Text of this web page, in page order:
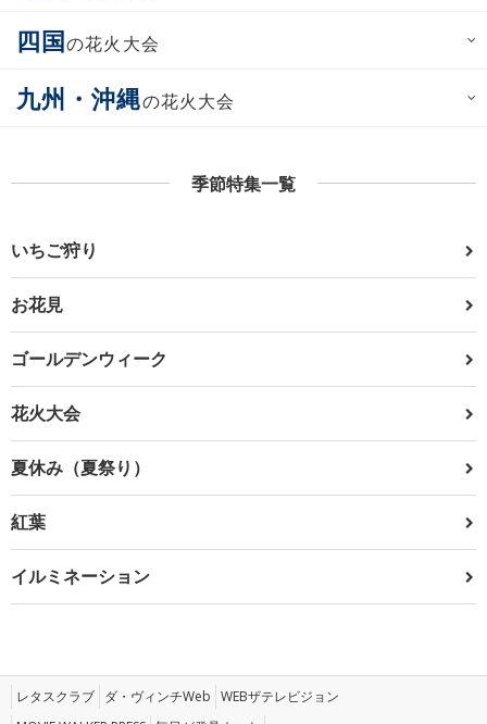
四国の花火大会
九州・沖縄の花火大会
季節特集一覧
いちご狩り
お花見
ゴールデンウィーク
花火大会
夏休み（夏祭り）
紅葉
イルミネーション
レタスクラブ ダ・ヴィンチWeb WEBザテレビジョン